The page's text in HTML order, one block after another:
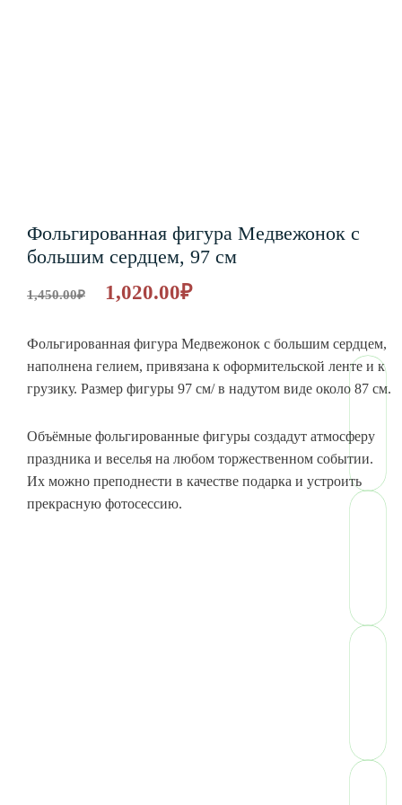
Фольгированная фигура Медвежонок с
большим сердцем, 97 см
1,450.00₽ 1,020.00₽
Фольгированная фигура Медвежонок с большим сердцем,
наполнена гелием, привязана к оформительской ленте и к
грузику. Размер фигуры 97 см/ в надутом виде около 87 см.
Объёмные фольгированные фигуры создадут атмосферу
праздника и веселья на любом торжественном событии.
Их можно преподнести в качестве подарка и устроить
прекрасную фотосессию.